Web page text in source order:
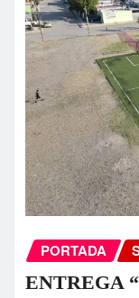
PORTADA
ENTREGA